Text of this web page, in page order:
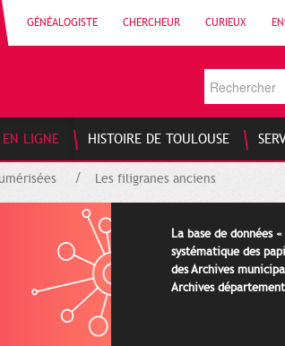
GÉNÉALOGISTE CHERCHEUR CURIEUX
EN LIGNE HISTOIRE DE TOULOUSE
Les filigranes anciens
La base de données
systématique des
des Archives
Archives